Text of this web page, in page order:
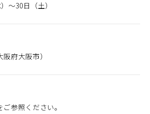
～30日（土）
府大阪市）
参照ください。